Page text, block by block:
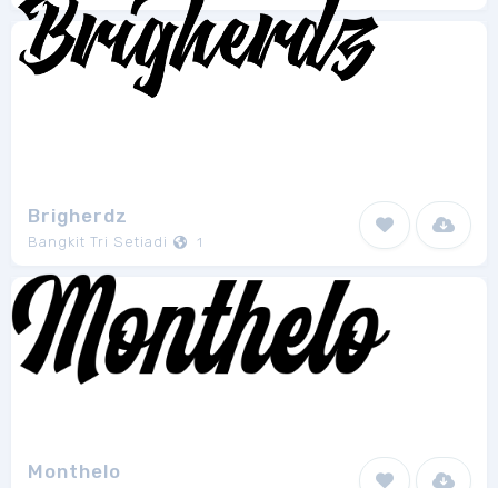
Brigherdz
Bangkit Tri Setiadi 1
Monthelo